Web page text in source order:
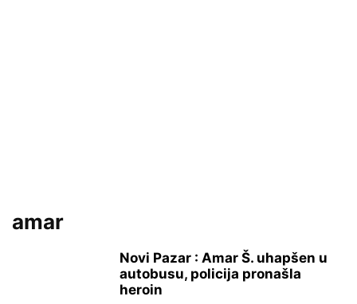
amar
Novi Pazar : Amar Š. uhapšen u
autobusu, policija pronašla
heroin